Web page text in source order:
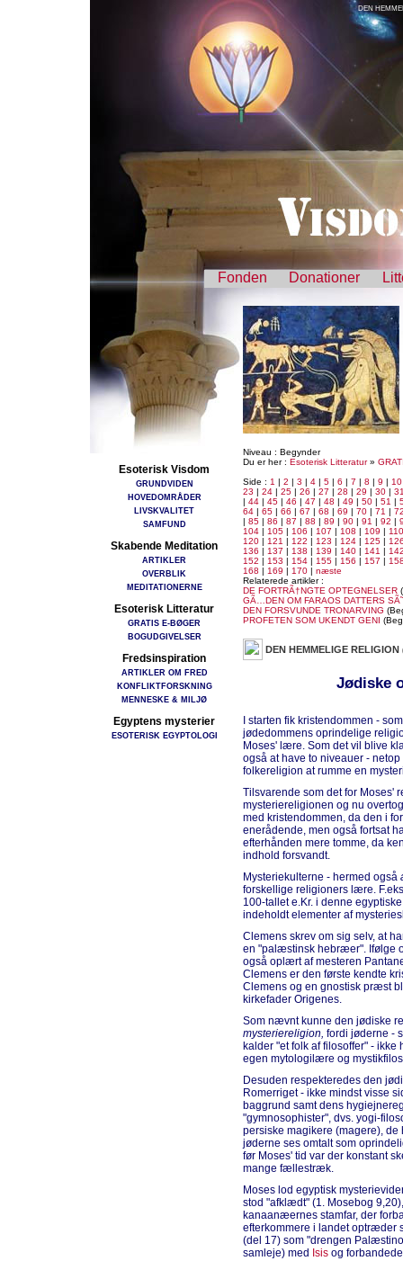
DEN
Fonden Donationer
Esoterisk Visdom
GRUNDVIDEN
HOVEDOMRÅDER
LIVSKVALITET
SAMFUND
Skabende Meditation
ARTIKLER
OVERBLIK
MEDITATIONERNE
Esoterisk Litteratur
GRATIS E-BØGER
BOGUDGIVELSER
Fredsinspiration
ARTIKLER OM FRED
KONFLIKTFORSKNING
MENNESKE & MILJØ
Egyptens mysterier
ESOTERISK EGYPTOLOGI
Niveau : Begynder
Du er her : Esoterisk Litteratur»
Side : 1 | 2 | 3 | 4 | 5 | 6 | 7 | 8 | 9 | 10
23 | 24 | 25 | 26 | 27 | 28 | 29 | 30 |
| 44 | 45 | 46 | 47 | 48 | 49 | 50 | 51 |
64 | 65 | 66 | 67 | 68 | 69 | 70 | 71 |
| 85 | 86 | 87 | 88 | 89 | 90 | 91 | 92 |
104 | 105 | 106 | 107 | 108 | 109 | 110
120 | 121 | 122 | 123 | 124 | 125 |
136 | 137 | 138 | 139 | 140 | 141 |
152 | 153 | 154 | 155 | 156 | 157 |
168 | 169 | 170 | næste
Relaterede artikler :
DE FORTRÃ†NGTE OPTEGNELSER
GÃ…DEN OM FARAOS DATTERS
DEN FORSVUNDE TRONARVING
PROFETEN SOM UKENDT GENI
DEN HEMMELIGE RELIGION
Jødiske
I starten fik kristendommen -
jødedommens oprindelige
Moses' lære. Som det vil blive
også at have to niveauer -
folkereligion at rumme en
Tilsvarende som det for Moses'
mysteriereligionen og nu
med kristendommen, da den i
enerådende, men også fortsat
efterhånden mere tomme, da
indhold forsvandt.
Mysteriekulterne - hermed også
forskellige religioners lære.
100-tallet e.Kr. i denne
indeholdt elementer af
Clemens skrev om sig selv, at
en "palæstinsk hebræer". Ifølge
også oplært af mesteren
Clemens er den første kendte
Clemens og en gnostisk præst
kirkefader Origenes.
Som nævnt kunne den jødiske
mysteriereligion, fordi jøderne -
kalder "et folk af filosoffer" -
egen mytologilære og
Desuden respekteredes den
Romerriget - ikke mindst visse
baggrund samt dens
"gymnosophister", dvs. yogi-
persiske magikere (magere),
jøderne ses omtalt som
før Moses' tid var der konstant
mange fællestræk.
Moses lod egyptisk
stod "afklædt" (1. Mosebog
kanaanæernes stamfar, der
efterkommere i landet optræder
(del 17) som "drengen
samleje) med Isis og